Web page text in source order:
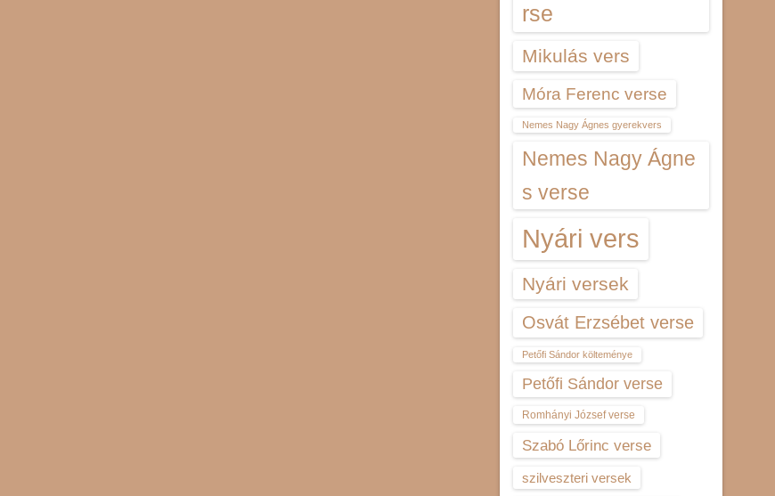
rse
Mikulás vers
Móra Ferenc verse
Nemes Nagy Ágnes gyerekvers
Nemes Nagy Ágne
s verse
Nyári vers
Nyári versek
Osvát Erzsébet verse
Petőfi Sándor költeménye
Petőfi Sándor verse
Romhányi József verse
Szabó Lőrinc verse
szilveszteri versek